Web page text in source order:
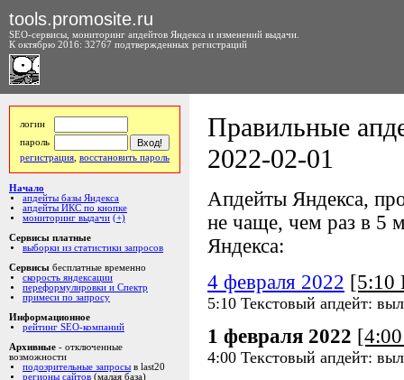
tools.promosite.ru
SEO-сервисы, мониторинг апдейтов Яндекса и изменений выдачи.
К октябрю 2016: 32767 подтвержденных регистраций
логин
пароль
регистрация восстановить пароль
Начало
апдейты базы Яндекса
апдейты ИКС по кнопке
мониторинг выдачи (+)
Сервисы платные
выборки из статистики запросов
Сервисы бесплатные временно
скорость яндексации
переформулировки и Спектр
примеси по запросу
Информационное
рейтинг SEO-компаний
Архивные - отключенные
возможности
подозрительные запросы в last20
регионы сайтов (малая база)
Правильные
2022-02-01
Апдейты Яндекса,
не чаще, чем раз в 5
Яндекса:
4 февраля 2022 [5:10
5:10 Текстовый апдейт:
1 февраля 2022
4:00 Текстовый апдейт: